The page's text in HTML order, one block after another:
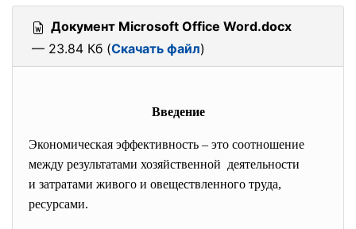
Документ Microsoft Office Word.docx
— 23.84 Кб (Скачать файл)
Введение
Экономическая эффективность – это соотношение
между результатами хозяйственной деятельности
и затратами живого и овеществленного труда,
ресурсами.